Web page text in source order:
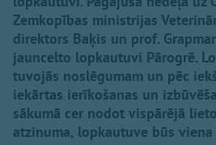
Zemkopības ministrijas
direktors Baķis un prof.
jauncelto lopkautuvi Pārogrē.
tuvojās noslēgumam un pēc
iekārtas ierīkošanas un
sākumā cer nodot vispārējā
atzinuma, lopkautuve būs